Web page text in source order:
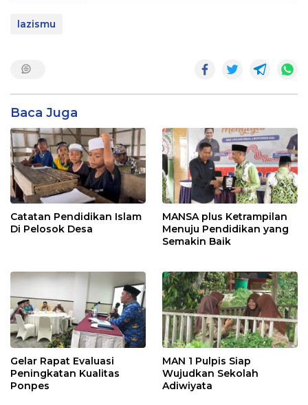
lazismu
Baca Juga
Catatan Pendidikan Islam
Di Pelosok Desa
MANSA plus Ketrampilan
Menuju Pendidikan yang
Semakin Baik
Gelar Rapat Evaluasi
Peningkatan Kualitas
Ponpes
MAN 1 Pulpis Siap
Wujudkan Sekolah
Adiwiyata